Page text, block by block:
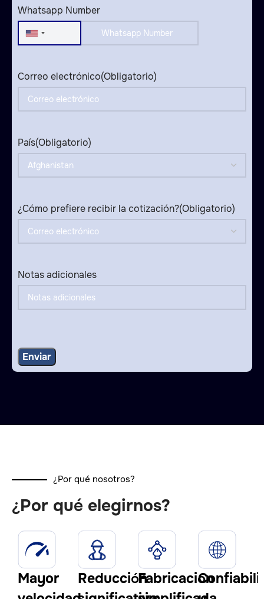
Whatsapp Number
United
Correo electrónico(Obligatorio)
País(Obligatorio)
¿Cómo prefiere recibir la cotización?(Obligatorio)
Notas adicionales
¿Por qué nosotros?
¿Por qué elegirnos?
Mayor
ReducciónFabricación